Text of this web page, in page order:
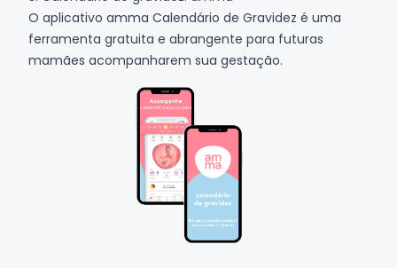
O aplicativo amma Calendário de Gravidez é uma
ferramenta gratuita e abrangente para futuras
mamães acompanharem sua gestação.